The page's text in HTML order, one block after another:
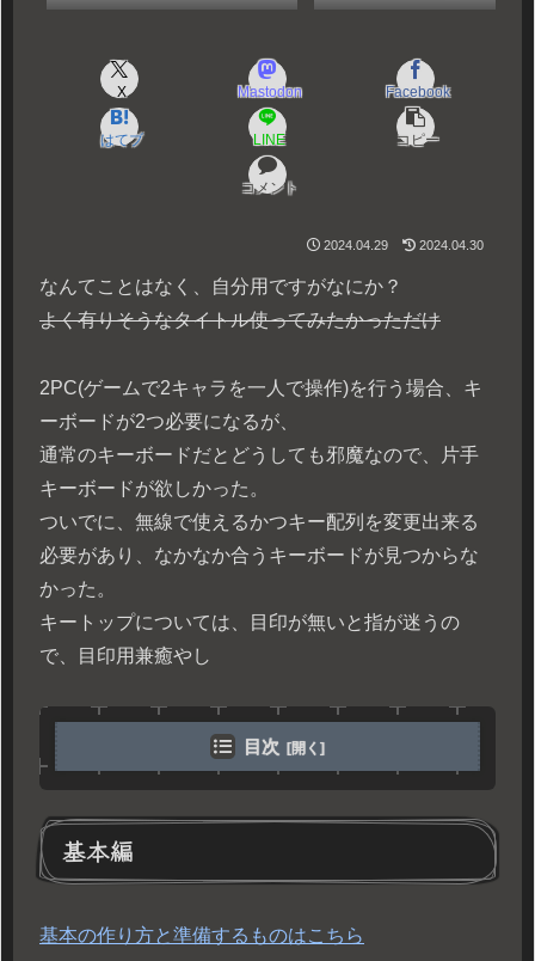
X Mastodon Facebook
はてブ LINE コピー
コメント
2024.04.29 2024.04.30
なんてことはなく、自分用ですがなにか？
よく有りそうなタイトル使ってみたかっただけ
2PC(ゲームで2キャラを一人で操作)を行う場合、キ
ーボードが2つ必要になるが、
通常のキーボードだとどうしても邪魔なので、片手
キーボードが欲しかった。
ついでに、無線で使えるかつキー配列を変更出来る
必要があり、なかなか合うキーボードが見つからな
かった。
キートップについては、目印が無いと指が迷うの
で、目印用兼癒やし
目次
基本編
基本の作り方と準備するものはこちら